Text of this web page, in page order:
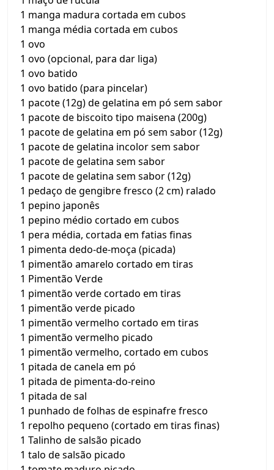
1 manga madura cortada em cubos
1 manga média cortada em cubos
1 ovo
1 ovo (opcional, para dar liga)
1 ovo batido
1 ovo batido (para pincelar)
1 pacote (12g) de gelatina em pó sem sabor
1 pacote de biscoito tipo maisena (200g)
1 pacote de gelatina em pó sem sabor (12g)
1 pacote de gelatina incolor sem sabor
1 pacote de gelatina sem sabor
1 pacote de gelatina sem sabor (12g)
1 pedaço de gengibre fresco (2 cm) ralado
1 pepino japonês
1 pepino médio cortado em cubos
1 pera média, cortada em fatias finas
1 pimenta dedo-de-moça (picada)
1 pimentão amarelo cortado em tiras
1 Pimentão Verde
1 pimentão verde cortado em tiras
1 pimentão verde picado
1 pimentão vermelho cortado em tiras
1 pimentão vermelho picado
1 pimentão vermelho, cortado em cubos
1 pitada de canela em pó
1 pitada de pimenta-do-reino
1 pitada de sal
1 punhado de folhas de espinafre fresco
1 repolho pequeno (cortado em tiras finas)
1 Talinho de salsão picado
1 talo de salsão picado